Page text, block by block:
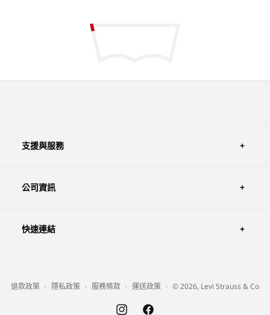
支援與服務
公司資訊
快速連結
退款政策 隱私政策 服務條款 運送政策 © 2026, Levi Strauss & Co